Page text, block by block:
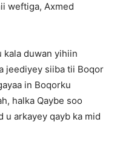
weftiga, Axmed
kala duwan yihiin
jeediyey siiba tii Boqor
in Boqorku
halka Qaybe soo
u arkayey qayb ka mid